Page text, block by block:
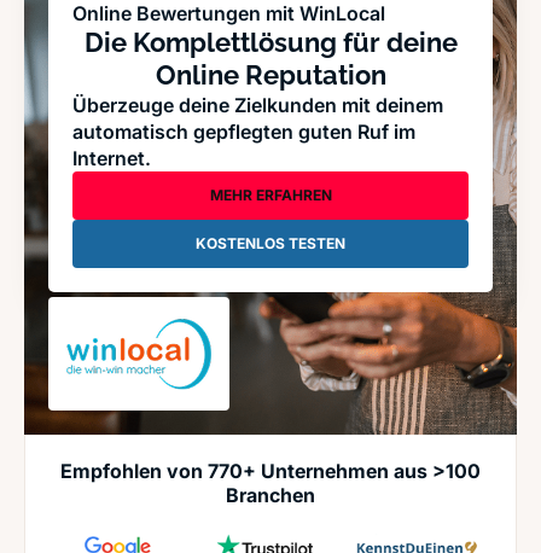
Online Bewertungen mit WinLocal
Die Komplettlösung für deine
Online Reputation
Überzeuge deine Zielkunden mit deinem
automatisch gepflegten guten Ruf im
Internet.
MEHR ERFAHREN
KOSTENLOS TESTEN
Empfohlen von 770+ Unternehmen aus >100
Branchen